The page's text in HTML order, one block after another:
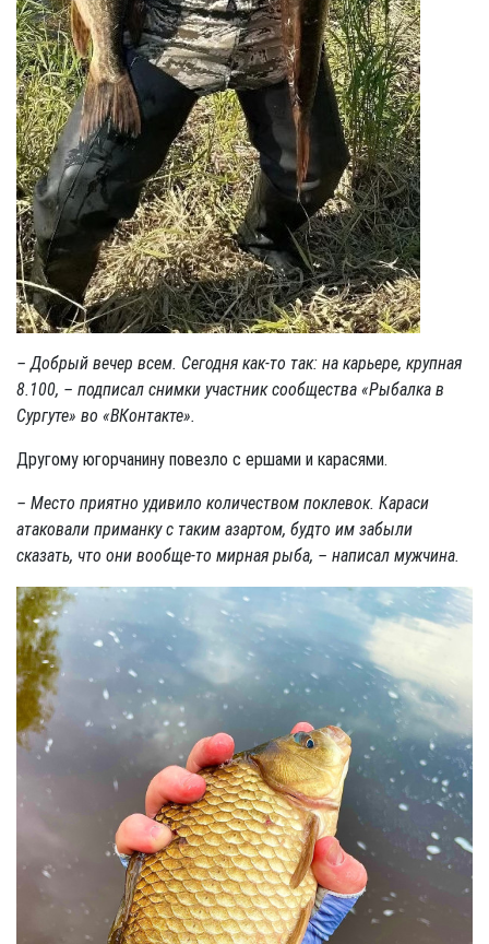
– Добрый вечер всем. Сегодня как-то так: на карьере, крупная
8.100, – подписал снимки участник сообщества «Рыбалка в
Сургуте» во «ВКонтакте».
Другому югорчанину повезло с ершами и карасями.
– Место приятно удивило количеством поклевок. Караси
атаковали приманку с таким азартом, будто им забыли
сказать, что они вообще-то мирная рыба, – написал мужчина.